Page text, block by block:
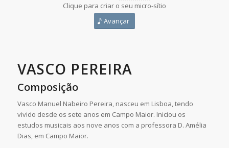
Clique para criar o seu micro-sítio
Avançar
VASCO PEREIRA
Composição
Vasco Manuel Nabeiro Pereira, nasceu em Lisboa, tendo
vivido desde os sete anos em Campo Maior. Iniciou os
estudos musicais aos nove anos com a professora D. Amélia
Dias, em Campo Maior.